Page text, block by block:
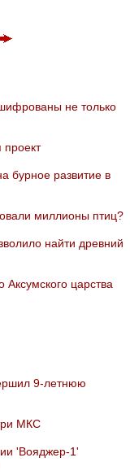
не только
проект
бурное развитие в
миллионы птиц?
найти древний
царства
9-летнюю
МКС
'Вояджер-1'